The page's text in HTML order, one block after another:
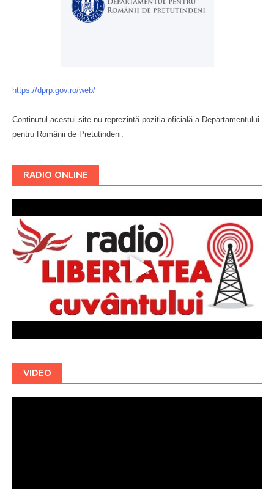
https://dprp.gov.ro/web/
Conținutul acestui site nu reprezintă poziția oficială a Departamentului
pentru Românii de Pretutindeni.
RADIO ONLINE
VIDEO